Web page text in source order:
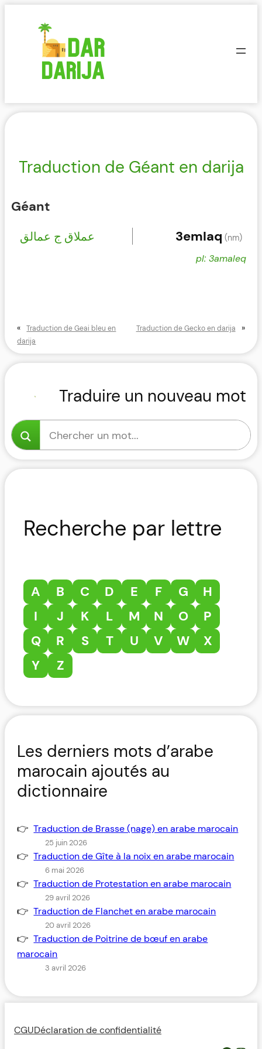
Traduction de Géant en darija
Géant
عملاق ج عمالق 3emlaq (nm)
pl: 3amaleq
«
Traduction de Geai bleu en
darija
Traduction de Gecko en darija »
Traduire un nouveau mot
Recherche par lettre
A B C D E F G
H
I
J K L M N O
P
Q
R S T U V W
X
Y
Z
Les derniers mots d’arabe
marocain ajoutés au
dictionnaire
Traduction de Brasse (nage) en arabe marocain
25 juin 2026
Traduction de Gîte à la noix en arabe marocain
6 mai 2026
Traduction de Protestation en arabe marocain
29 avril 2026
Traduction de Flanchet en arabe marocain
20 avril 2026
Traduction de Poitrine de bœuf en arabe
marocain
3 avril 2026
CGUDéclaration de confidentialité